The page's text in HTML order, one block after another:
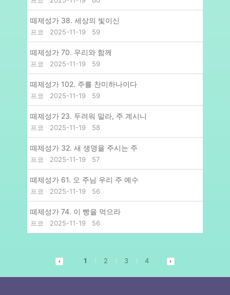
떼제성가 38. 세상의 빛이신
프코 2025-11-19 59
떼제성가 70. 우리와 함께
프코 2025-11-19 59
떼제성가 102. 주를 찬미하나이다
프코 2025-11-19 59
떼제성가 23. 두려워 말라, 주 계시니
프코 2025-11-19 58
떼제성가 32. 새 생명을 주시는 주
프코 2025-11-19 57
떼제성가 61. 오 주님 우리 주 예수
프코 2025-11-19 56
떼제성가 74. 이 빵을 먹으라
프코 2025-11-19 56
1 2 3 4